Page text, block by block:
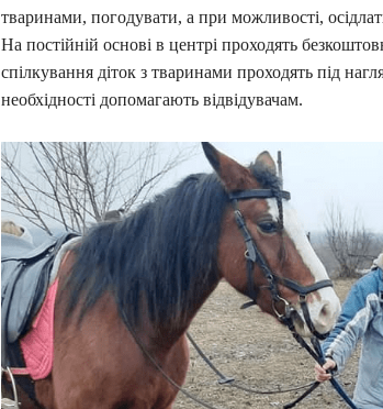
тваринами, погодувати, а при можливості,
На постійній основі в центрі проходять
спілкування діток з тваринами проходять під
необхідності допомагають відвідувачам.